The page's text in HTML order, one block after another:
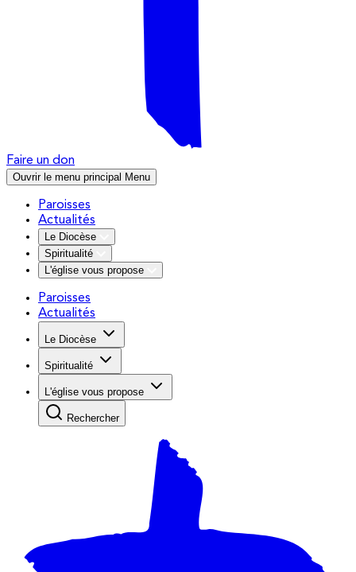
Faire un don
Ouvrir le menu principal Menu
Paroisses
Actualités
Le Diocèse
Spiritualité
L'église vous propose
Paroisses
Actualités
Le Diocèse
Spiritualité
L'église vous propose
Rechercher